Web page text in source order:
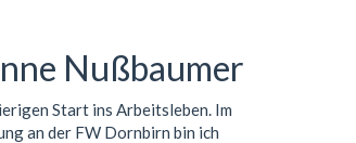
Nußbaumer
Start ins Arbeitsleben. Im
an der FW Dornbirn bin ich